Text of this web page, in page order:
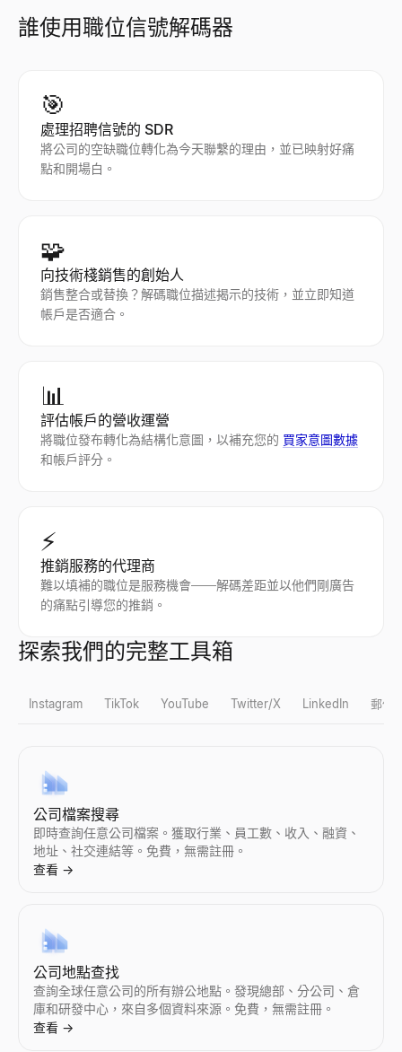
誰使用職位信號解碼器
🎯
處理招聘信號的 SDR
將公司的空缺職位轉化為今天聯繫的理由，並已映射好痛
點和開場白。
🧩
向技術棧銷售的創始人
銷售整合或替換？解碼職位描述揭示的技術，並立即知道
帳戶是否適合。
📊
評估帳戶的營收運營
將職位發布轉化為結構化意圖，以補充您的 買家意圖數據
和帳戶評分。
⚡
推銷服務的代理商
難以填補的職位是服務機會——解碼差距並以他們剛廣告
的痛點引導您的推銷。
探索我們的完整工具箱
Instagram TikTok YouTube Twitter/X LinkedIn 郵件
Instagram 假粉檢測
即時檢測 Instagram 假粉絲。我們的免費工具分析互動率、粉絲
查看→
Instagram 粉絲數查詢
查看→
TikTok 假粉檢測
即時檢測 TikTok 假粉絲。我們的免費工具分析互動率、粉絲質量
查看→
TikTok 粉絲數查詢
查看→
YouTube 粉絲數查詢
檢視任意 YouTube 頻道的實時訂閱者數和頻道統計。檢視訂閱者
查看→
YouTube 假粉檢測
查看→
X 個人檔案檢視器
匿名檢視公開的 X（Twitter）個人檔案 —— 無需登入。瀏覽任何
查看→
Twitter個人資料搜尋
查看→
LinkedIn 潛在客戶資格鑑定器
貼上 LinkedIn 貼文——查看作者是否是買家並獲得個性化回覆。
查看→
LinkedIn 檔案擷取器
查看→
批量電子郵件驗證工具
免費驗證大量電子郵件清單 — 即時移除無效、一次性及垃圾郵件
查看→
反向電子郵件查詢
查看→
公司檔案搜尋
即時查詢任意公司檔案。獲取行業、員工數、收入、融資、
地址、社交連結等。免費，無需註冊。
查看 →
公司地點查找
查詢全球任意公司的所有辦公地點。發現總部、分公司、倉
庫和研發中心，來自多個資料來源。免費，無需註冊。
查看 →